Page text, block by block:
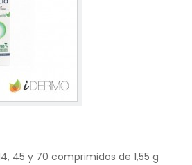
45 y 70 comprimidos de 1,55 g